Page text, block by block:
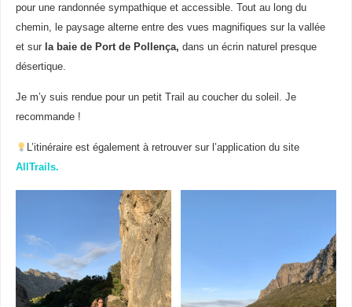
pour une randonnée sympathique et accessible. Tout au long du
chemin, le paysage alterne entre des vues magnifiques sur la vallée
et sur la baie de Port de Pollença, dans un écrin naturel presque
désertique.
Je m’y suis rendue pour un petit Trail au coucher du soleil. Je
recommande !
L’itinéraire est également à retrouver sur l’application du site
AllTrails.